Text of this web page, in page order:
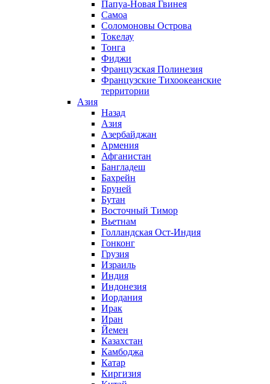
Папуа-Новая Гвинея
Самоа
Соломоновы Острова
Токелау
Тонга
Фиджи
Французская Полинезия
Французские Тихоокеанские
территории
Азия
Назад
Азия
Азербайджан
Армения
Афганистан
Бангладеш
Бахрейн
Бруней
Бутан
Восточный Тимор
Вьетнам
Голландская Ост-Индия
Гонконг
Грузия
Израиль
Индия
Индонезия
Иордания
Ирак
Иран
Йемен
Казахстан
Камбоджа
Катар
Киргизия